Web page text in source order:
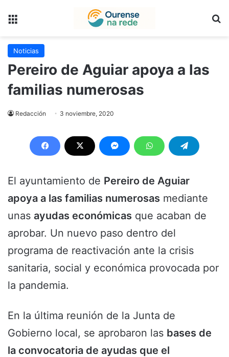
Noticias
Pereiro de Aguiar apoya a las
familias numerosas
Redacción 3 noviembre, 2020
El ayuntamiento de Pereiro de Aguiar
apoya a las familias numerosas mediante
unas ayudas económicas que acaban de
aprobar. Un nuevo paso dentro del
programa de reactivación ante la crisis
sanitaria, social y económica provocada por
la pandemia.
En la última reunión de la Junta de
Gobierno local, se aprobaron las bases de
la convocatoria de ayudas que el